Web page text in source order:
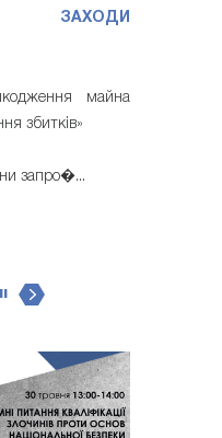
ЗАХОДИ
майна
збитків»
запро�...